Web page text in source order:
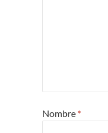
Nombre *